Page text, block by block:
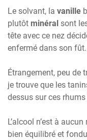
Le solvant, la vanille
plutôt minéral sont
tête avec ce nez
enfermé dans son fût.
Étrangement, peu de
je trouve que les
dessus sur ces
L’alcool n’est à
bien équilibré et